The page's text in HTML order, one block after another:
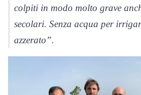
colpiti in modo molto grave
secolari. Senza acqua per
azzerato”.